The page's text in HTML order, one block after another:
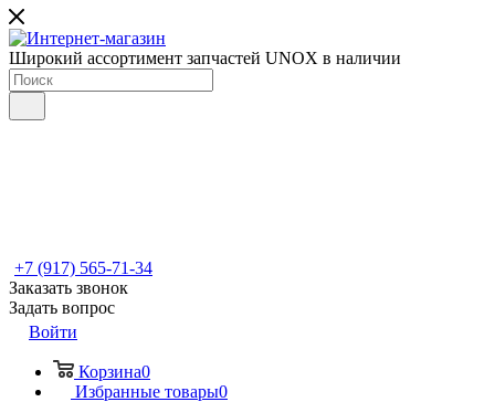
Широкий ассортимент запчастей UNOX в наличии
+7 (917) 565-71-34
Заказать звонок
Задать вопрос
Войти
Корзина0
Избранные товары0